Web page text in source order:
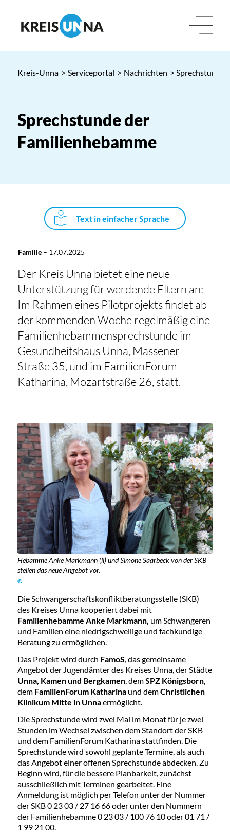
Kreis-Unna > Serviceportal > Nachrichten > Sprechstunde
Sprechstunde der
Familienhebamme
Text in einfacher Sprache
Familie– 17.07.2025
Der Kreis Unna bietet eine neue
Unterstützung für werdende Eltern an:
Im Rahmen eines Pilotprojekts findet ab
der kommenden Woche regelmäßig eine
Familienhebammensprechstunde im
Gesundheitshaus Unna, Massener
Straße 35, und im FamilienForum
Katharina, Mozartstraße 26, statt.
Hebamme Anke Markmann (li) und Simone Saarbeck von der SKB
stellen das neue Angebot vor.
©
Die Schwangerschaftskonfliktberatungsstelle (SKB)
des Kreises Unna kooperiert dabei mit
Familienhebamme Anke Markmann, um Schwangeren
und Familien eine niedrigschwellige und fachkundige
Beratung zu ermöglichen.
Das Projekt wird durch FamoS, das gemeinsame
Angebot der Jugendämter des Kreises Unna, der Städte
Unna, Kamen und Bergkamen, demSPZ Königsborn,
dem FamilienForum Katharinaund demChristlichen
Klinikum Mitte in Unnaermöglicht.
Die Sprechstunde wird zwei Mal im Monat für je zwei
Stunden im Wechsel zwischen dem Standort der SKB
und dem FamilienForum Katharina stattfinden. Die
Sprechstunde wird sowohl geplante Termine, als auch
das Angebot einer offenen Sprechstunde abdecken. Zu
Beginn wird, für die bessere Planbarkeit, zunächst
ausschließlich mit Terminen gearbeitet. Eine
Anmeldung ist möglich per Telefon unter der Nummer
der SKB 0 23 03 / 27 16 66 oder unter den Nummern
der Familienhebamme 0 23 03 / 100 76 10 oder 01 71 /
1 99 21 00.